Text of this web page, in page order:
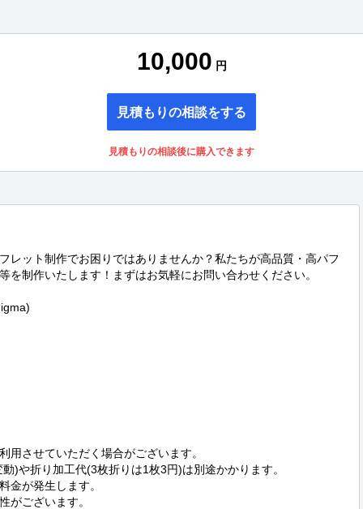
10,000 円
見積もりの相談をする
見積もりの相談後に購入できます
レット制作でお困りではありませんか？私たちが高品質・高パフ
を制作いたします！まずはお気軽にお問い合わせください。
させていただく場合がございます。
)や折り加工代(3枚折りは1枚3円)は別途かかります。
金が発生します。
がございます。